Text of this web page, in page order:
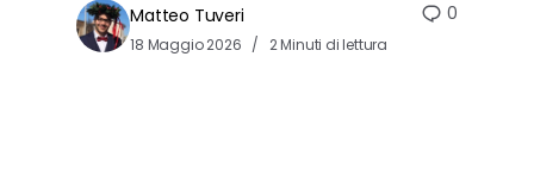
Matteo Tuveri
18 Maggio 2026 2 Minuti di lettura
0